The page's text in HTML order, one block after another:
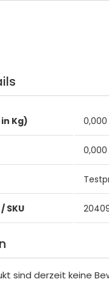
Kg) 0,000
0,000
SKU
sind derzeit keine